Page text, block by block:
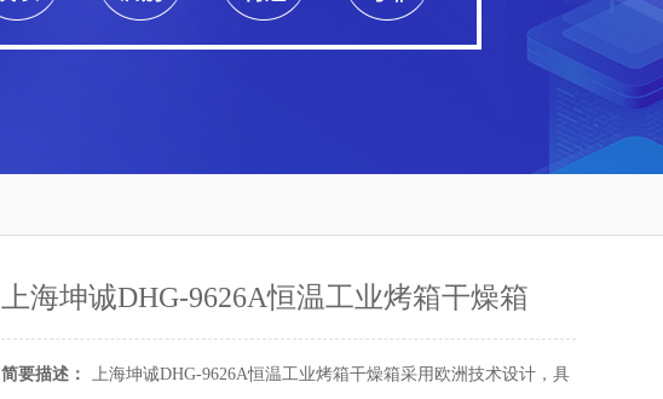
上海坤诚DHG-9626A恒温工业烤箱干燥箱
简要描述：
上海坤诚DHG-9626A恒温工业烤箱干燥箱采用欧洲技术设计，具